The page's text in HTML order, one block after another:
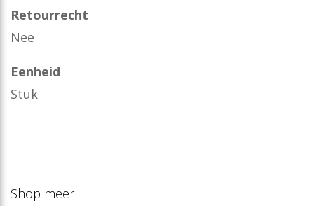
Retourrecht
Nee
Eenheid
Stuk
Shop meer